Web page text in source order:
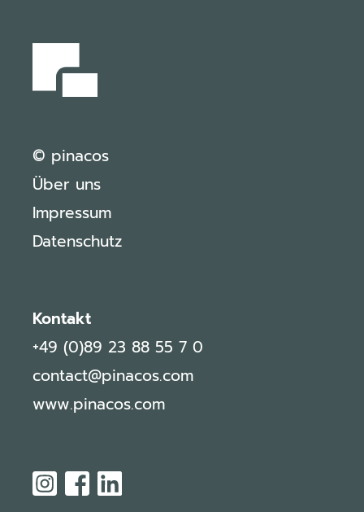
© pinacos
Über uns
Impressum
Datenschutz
Kontakt
+49 (0)89 23 88 55 7 0
contact@pinacos.com
www.pinacos.com